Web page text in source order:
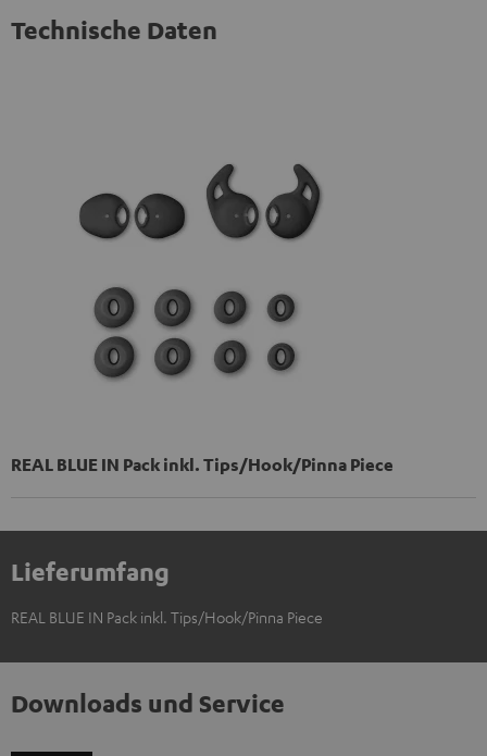
Technische Daten
REAL BLUE IN Pack inkl. Tips/Hook/Pinna Piece
Lieferumfang
REAL BLUE IN Pack inkl. Tips/Hook/Pinna Piece
Downloads und Service